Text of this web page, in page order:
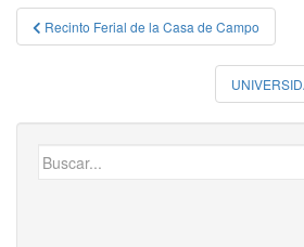
Navegación
de
Recinto Ferial de la Casa de Campo
Buscar: